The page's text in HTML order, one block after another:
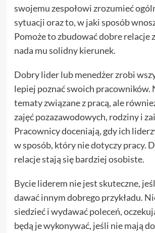
swojemu zespołowi zrozumieć
sytuacji oraz to, w jaki sposób
Pomoże to zbudować dobre relacje
nada mu solidny kierunek.
Dobry lider lub menedżer zrobi
lepiej poznać swoich pracowników.
tematy związane z pracą, ale
zajęć pozazawodowych, rodziny i
Pracownicy doceniają, gdy ich
w sposób, który nie dotyczy pracy.
relacje stają się bardziej osobiste.
Bycie liderem nie jest skuteczne,
dawać innym dobrego przykładu.
siedzieć i wydawać poleceń,
będą je wykonywać, jeśli nie mają